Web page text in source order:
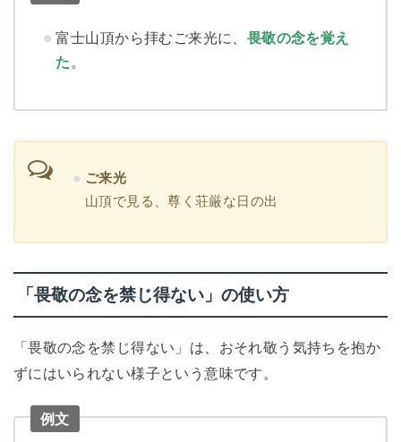
富士山頂から拝むご来光に、 畏敬の念を覚え
た 。
ご来光
山頂で見る、尊く荘厳な日の出
「畏敬の念を禁じ得ない」の使い方
「畏敬の念を禁じ得ない」は、おそれ敬う気持ちを抱か
ずにはいられない様子という意味です。
例文